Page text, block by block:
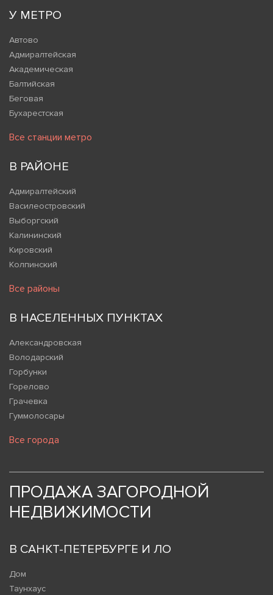
У МЕТРО
Автово
Адмиралтейская
Академическая
Балтийская
Беговая
Бухарестская
Все станции метро
В РАЙОНЕ
Адмиралтейский
Василеостровский
Выборгский
Калининский
Кировский
Колпинский
Все районы
В НАСЕЛЕННЫХ ПУНКТАХ
Александровская
Володарский
Горбунки
Горелово
Грачевка
Гуммолосары
Все города
ПРОДАЖА ЗАГОРОДНОЙ
НЕДВИЖИМОСТИ
В САНКТ-ПЕТЕРБУРГЕ И ЛО
Дом
Таунхаус